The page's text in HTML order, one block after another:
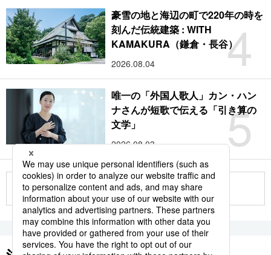
4
豪雪の地と海辺の町で220年の時を
刻んだ伝統建築 : WITH
KAMAKURA（鎌倉・長谷）
2026.08.04
5
唯一の「外国人歌人」カン・ハン
ナさんが短歌で伝える「引き算の
文学」
2026.08.03
もっと見る